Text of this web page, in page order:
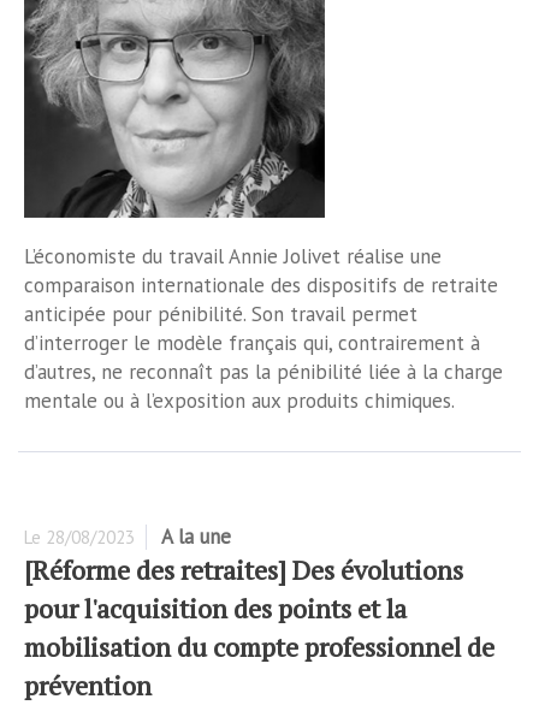
L’économiste du travail Annie Jolivet réalise une
comparaison internationale des dispositifs de retraite
anticipée pour pénibilité. Son travail permet
d’interroger le modèle français qui, contrairement à
d’autres, ne reconnaît pas la pénibilité liée à la charge
mentale ou à l’exposition aux produits chimiques.
Le 28/08/2023 A la une
[Réforme des retraites] Des évolutions
pour l'acquisition des points et la
mobilisation du compte professionnel de
prévention